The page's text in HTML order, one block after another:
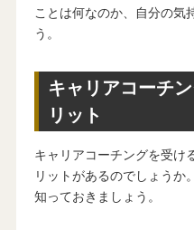
ことは何なのか、自分の気
う。
キャリアコーチ
リット
キャリアコーチングを受け
リットがあるのでしょうか
知っておきましょう。